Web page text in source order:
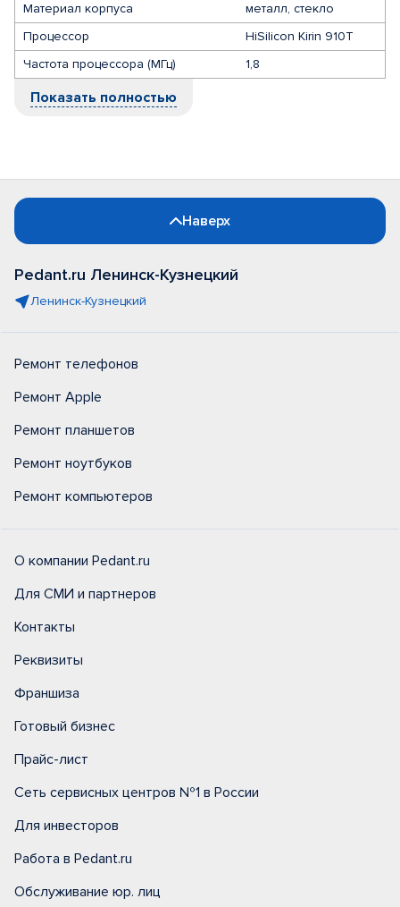
Материал корпуса
металл, стекло
Процессор
HiSilicon Kirin 910T
Частота процессора (МГц)
1,8
Показать полностью
Наверх
Pedant.ru Ленинск-Кузнецкий
Ленинск-Кузнецкий
Ремонт телефонов
Ремонт Apple
Ремонт планшетов
Ремонт ноутбуков
Ремонт компьютеров
О компании Pedant.ru
Для СМИ и партнеров
Контакты
Реквизиты
Франшиза
Готовый бизнес
Прайс-лист
Сеть сервисных центров №1 в России
Для инвесторов
Работа в Pedant.ru
Обслуживание юр. лиц